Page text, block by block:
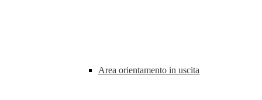
Area orientamento in uscita